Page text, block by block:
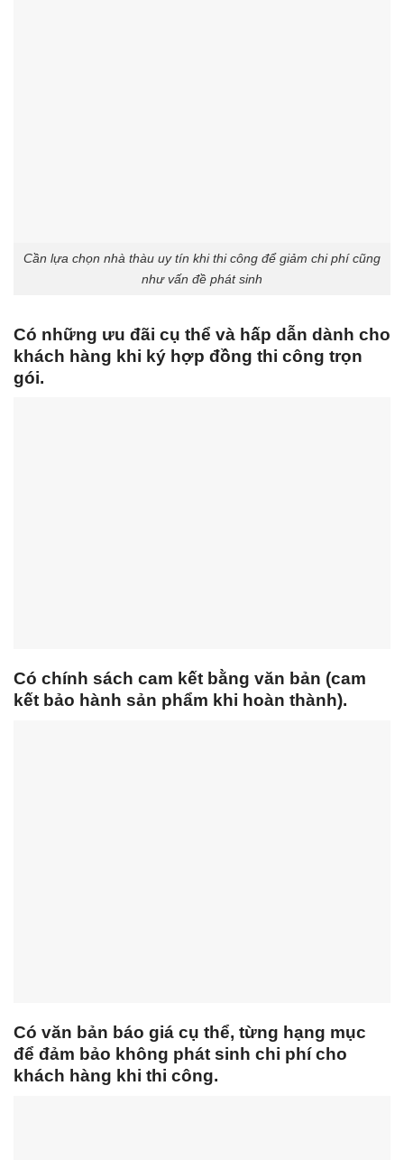
Cần lựa chọn nhà thàu uy tín khi thi công để giảm chi phí cũng
như vấn đề phát sinh
Có những ưu đãi cụ thể và hấp dẫn dành cho
khách hàng khi ký hợp đồng thi công trọn
gói.
Có chính sách cam kết bằng văn bản (cam
kết bảo hành sản phẩm khi hoàn thành).
Có văn bản báo giá cụ thể, từng hạng mục
để đảm bảo không phát sinh chi phí cho
khách hàng khi thi công.